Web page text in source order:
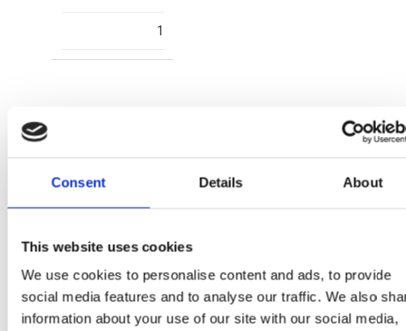
Consent Details About
This website uses cookies
We use cookies to personalise content and ads, to provide
social media features and to analyse our traffic. We also
information about your use of our site with our social media,
1
DARK BLUE
8445484447316